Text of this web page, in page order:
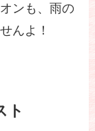
ンも、雨の
んよ！
ト